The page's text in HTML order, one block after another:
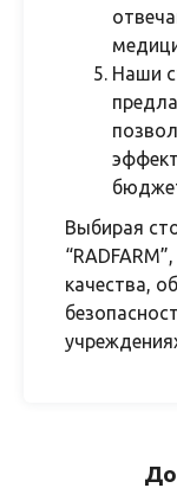
Наши
Выбирая
качества,